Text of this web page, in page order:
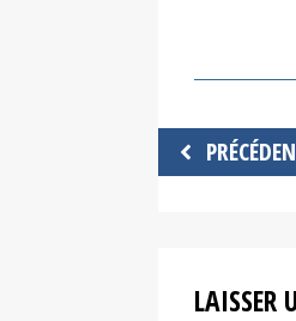
Navigation
de
LAISSER